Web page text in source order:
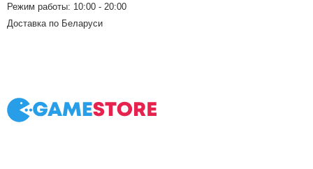
Режим работы: 10:00 - 20:00
Доставка по Беларуси